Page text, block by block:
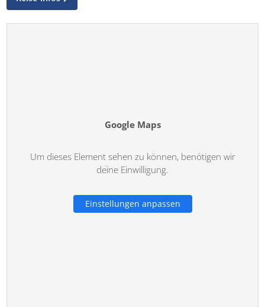
Google Maps
Um dieses Element sehen zu können, benötigen wir
deine Einwilligung.
Einstellungen anpassen